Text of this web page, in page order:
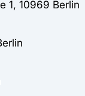
1, 10969 Berlin